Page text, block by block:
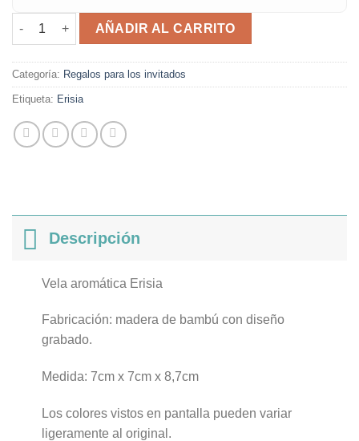
Vela aromática Erisia cantidad
AÑADIR AL CARRITO
Categoría: Regalos para los invitados
Etiqueta: Erisia
Descripción
Vela aromática Erisia
Fabricación: madera de bambú con diseño
grabado.
Medida: 7cm x 7cm x 8,7cm
Los colores vistos en pantalla pueden variar
ligeramente al original.